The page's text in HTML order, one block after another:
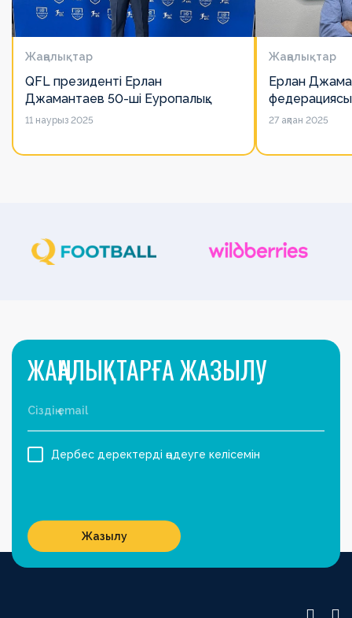
Жаңалықтар
QFL президенті Ерлан
Джамантаев 50-ші Еуропалық
лигалар Бас ассамблеясына
11 наурыз 2025
Жаңалықтар
Ерлан
есімін
27 ақпан 2025
ЖАҢАЛЫҚТАРҒА ЖАЗЫЛУ
Дербес деректерді өңдеуге келісемін
Жазылу